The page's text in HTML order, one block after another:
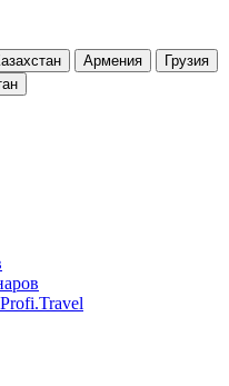
Армения
Грузия